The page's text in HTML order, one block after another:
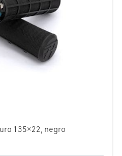
135×22, negro